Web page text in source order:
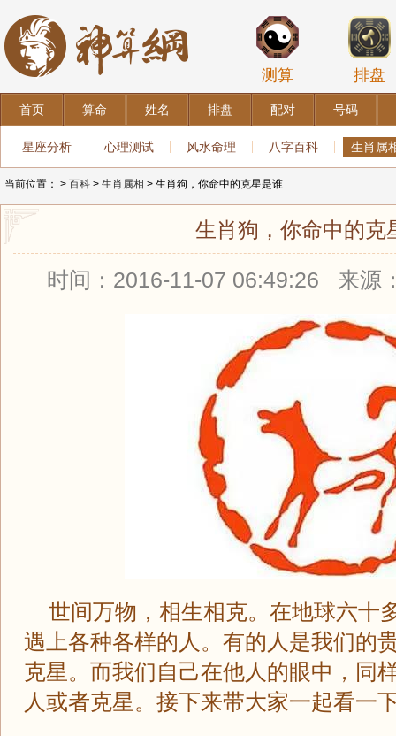
测算 排盘
首页 算命 姓名 排盘 配对 号码
星座分析 心理测试 风水命理 八字百科 生肖属
当前位置： > 百科 > 生肖属相 > 生肖狗，你命中的克星是谁
生肖狗，你命中的克
时间：2016-11-07 06:49:26 来源
世间万物，相生相克。在地球六十
遇上各种各样的人。有的人是我们的
克星。而我们自己在他人的眼中，同
人或者克星。接下来带大家一起看一